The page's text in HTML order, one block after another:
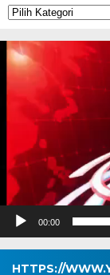
Kategori
Pemutar
Video
00:00
HTTPS://